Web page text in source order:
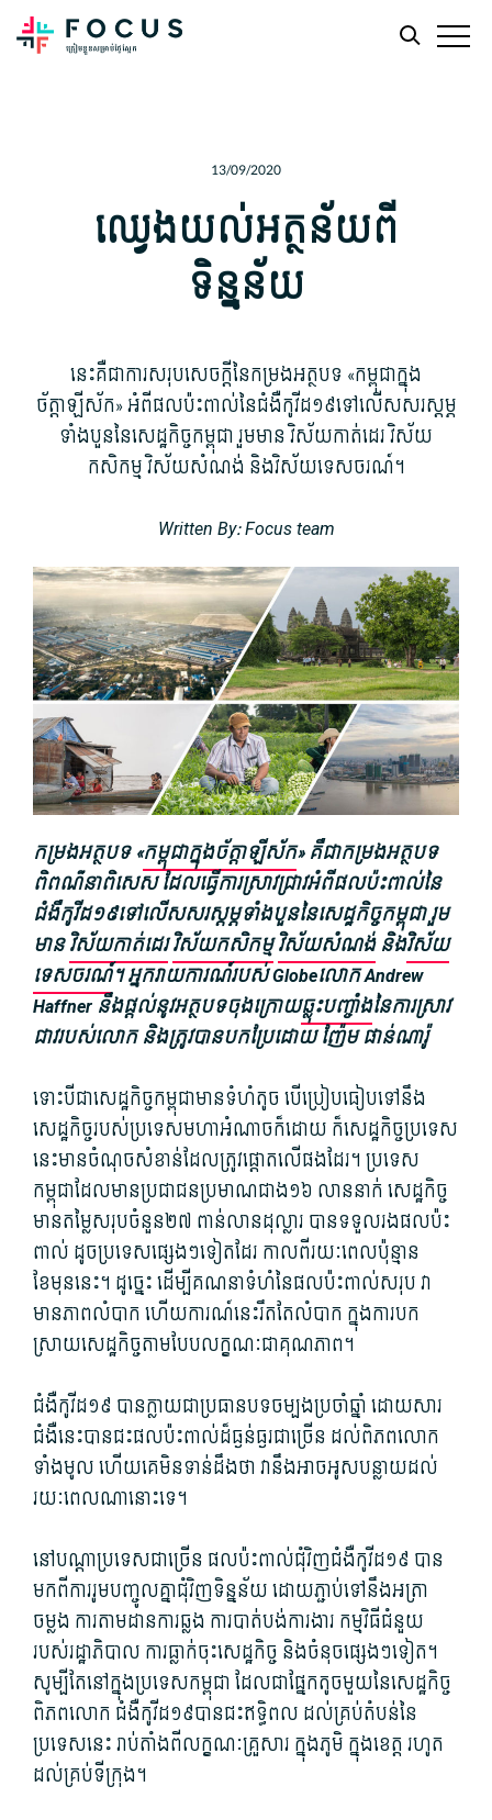
13/09/2020
ឈ្វេងយល់​អត្ថន័យ​ពី​
ទិន្នន័យ​
នេះ​គឺ​ជា​ការ​សរុប​សេចក្ដី​នៃ​កម្រង​អត្ថបទ «កម្ពុ​ជា​ក្នុង​
ច័ត្តាឡីស័ក» អំពី​ផល​ប៉ះពាល់​នៃ​ជំងឺ​កូ​វីដ១៩ទៅលើ​សសរស្ដម្ភ​
ទាំងបួន​នៃ​សេដ្ឋកិច្ច​កម្ពុជា រួមមាន វិស័យ​កាត់ដេរ វិស័យ​
កសិកម្ម វិស័យ​សំណង់ និង​វិស័យ​ទេសចរណ៍។
Written By: Focus team
កម្រង​អត្ថបទ «កម្ពុ​ជា​ក្នុង​ច័ត្តាឡីស័ក»គឺជាកម្រង​អត្ថបទ​
ពិពណ៌នាពិសេសដែលធ្វើការស្រាវជ្រាវអំពី​ផល​ប៉ះពាល់​នៃ​
ជំងឺ​កូ​វីដ១៩ទៅលើ​សសរស្ដម្ភ​ទាំងបួន​នៃ​សេដ្ឋកិច្ច​កម្ពុជា រួម
មានវិស័យ​កាត់ដេរវិស័យ​កសិកម្មវិស័យ​សំណង់និង​វិស័យ​
ទេសចរណ៍។ អ្នករាយការណ៍​របស់ Globeលោក Andrew
Haffner នឹង​ផ្តល់​នូវ​អត្ថបទ​ចុងក្រោយ​ឆ្លុះបញ្ចាំង​នៃ​ការ​ស្រាវ​
ជាវ​របស់​លោក និង​ត្រូវ​បាន​បកប្រែដោយ ញ៉ែម ផាន់ណារ៉ូ
ទោះបីជា​សេដ្ឋកិច្ច​កម្ពុជា​មាន​ទំហំ​តូច បើ​ប្រៀបធៀប​ទៅ​នឹង​
សេដ្ឋកិច្ច​របស់​ប្រទេស​មហាអំណាច​ក៏ដោយ ក៏​សេដ្ឋកិច្ច​ប្រទេស​
នេះ​មាន​ចំណុច​សំខាន់​ដែល​ត្រូវ​ផ្តោត​លើ​ផង​ដែរ។ ប្រទេស​
កម្ពុជា​ដែល​មាន​ប្រជាជន​ប្រមាណ​ជាង១៦ លាន​នាក់ សេដ្ឋកិច្ច​
មានតម្លៃ​សរុប​ចំនួន២៧ ពាន់​លាន​ដុល្លារ បាន​ទទួលរង​ផល​ប៉ះ
ពាល់ ដូច​ប្រទេស​ផ្សេង​ៗទៀត​ដែរ កាលពី​រយៈពេល​ប៉ុន្មាន​
ខែមុន​នេះ។ ដូច្នេះ ដើម្បី​គណនា​ទំហំ​នៃ​ផល​ប៉ះពាល់​សរុប វា​
មាន​ភាព​លំបាក ហើយ​ការណ៍​នេះ​រឹតតែ​លំបាក ក្នុង​ការ​បក
ស្រាយ​សេដ្ឋកិច្ច​តាម​បែប​លក្ខណៈ​ជា​គុណភាព។
ជំងឺ​កូ​វីដ១៩ បាន​ក្លាយជា​ប្រធានបទ​ចម្បង​ប្រចាំឆ្នាំ ដោយសារ​
ជំងឺ​នេះ​បាន​ជះ​ផល​ប៉ះពាល់​ដ៏​ធ្ងន់ធ្ងរ​ជាច្រើន ដល់​ពិភពលោក​
ទាំងមូល ហើយ​គេ​មិនទាន់​ដឹង​ថា វា​នឹងអាច​អូស​បន្លាយ​ដល់​
រយៈពេល​ណា​នោះ​ទេ។
នៅ​បណ្តា​ប្រទេស​ជាច្រើន ផល​ប៉ះពាល់​ជុំវិញ​ជំងឺ​កូ​វីដ១៩ បាន​
មក​ពី​ការ​រូ​ម​បញ្ចូល​គ្នា​ជុំវិញ​ទិន្នន័យ ដោយ​ភ្ជាប់​ទៅ​នឹង​អត្រា​
ចម្លង ការ​តាមដាន​ការ​ឆ្លង ការបាត់បង់​ការងារ កម្មវិធី​ជំនួយ​
របស់​រដ្ឋាភិបាល ការ​ធ្លាក់ចុះ​សេដ្ឋកិច្ច និង​ចំនុច​ផ្សេង​ៗទៀត។
សូម្បីតែ​នៅក្នុង​ប្រទេស​កម្ពុជា ដែល​ជាផ្នែក​តូច​មួយ​នៃ​សេដ្ឋកិច្ច​
ពិភពលោក ជំងឺ​កូ​វីដ១៩បាន​ជះឥទ្ធិពល ដល់​គ្រប់តំបន់​នៃ​
ប្រទេស​នេះ រាប់​តាំងពី​លក្ខណៈ​គ្រួសារ ក្នុង​ភូមិ ក្នុង​ខេត្ត រហូត
ដល់​គ្រប់​ទីក្រុង។